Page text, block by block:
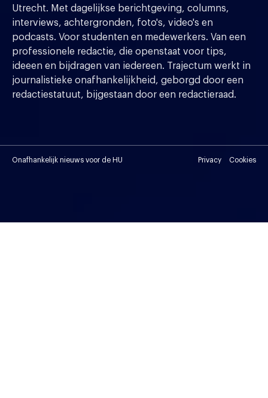
Utrecht. Met dagelijkse berichtgeving, columns,
interviews, achtergronden, foto's, video's en
podcasts. Voor studenten en medewerkers. Van een
professionele redactie, die openstaat voor tips,
ideeen en bijdragen van iedereen. Trajectum werkt in
journalistieke onafhankelijkheid, geborgd door een
redactiestatuut, bijgestaan door een redactieraad.
Onafhankelijk nieuws voor de HU Privacy Cookies